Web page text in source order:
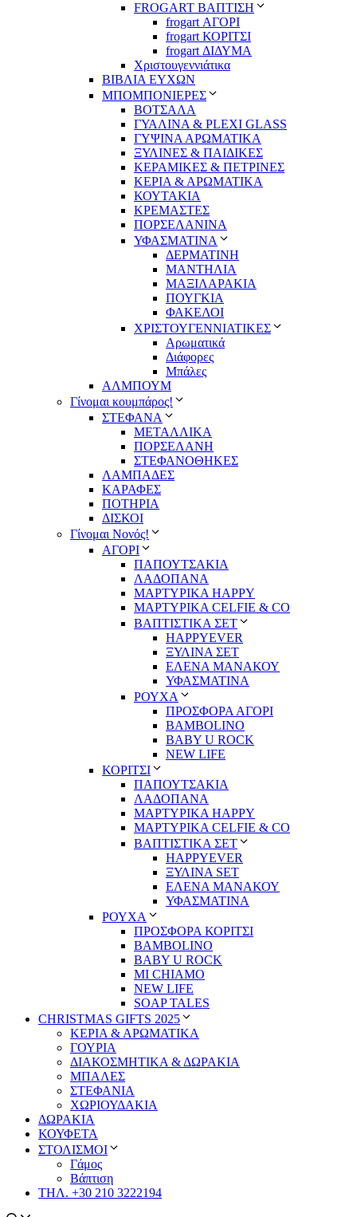
FROGART ΒΑΠΤΙΣΗ
frogart ΑΓΟΡΙ
frogart ΚΟΡΙΤΣΙ
frogart ΔΙΔΥΜΑ
Χριστουγεννιάτικα
ΒΙΒΛΙΑ ΕΥΧΩΝ
ΜΠΟΜΠΟΝΙΕΡΕΣ
ΒΟΤΣΑΛΑ
ΓΥΑΛΙΝΑ & PLEXI GLASS
ΓΥΨΙΝΑ ΑΡΩΜΑΤΙΚΑ
ΞΥΛΙΝΕΣ & ΠΑΙΔΙΚΕΣ
ΚΕΡΑΜΙΚΕΣ & ΠΕΤΡΙΝΕΣ
ΚΕΡΙΑ & ΑΡΩΜΑΤΙΚΑ
ΚΟΥΤΑΚΙΑ
ΚΡΕΜΑΣΤΕΣ
ΠΟΡΣΕΛΑΝΙΝΑ
ΥΦΑΣΜΑΤΙΝA
ΔΕΡΜΑΤΙΝΗ
ΜΑΝΤΗΛΙΑ
ΜΑΞΙΛΑΡΑΚΙΑ
ΠΟΥΓΚΙΑ
ΦΑΚΕΛΟΙ
ΧΡΙΣΤΟΥΓΕΝΝΙΑΤΙΚΕΣ
Αρωματικά
Διάφορες
Μπάλες
ΑΛΜΠΟΥΜ
Γίνομαι κουμπάρος!
ΣΤΕΦΑΝΑ
ΜΕΤΑΛΛΙΚΑ
ΠΟΡΣΕΛΑΝΗ
ΣΤΕΦΑΝΟΘΗΚΕΣ
ΛΑΜΠΑΔΕΣ
ΚΑΡΑΦΕΣ
ΠΟΤΗΡΙΑ
ΔΙΣΚΟΙ
Γίνομαι Νονός!
ΑΓΟΡΙ
ΠΑΠΟΥΤΣΑΚΙΑ
ΛΑΔΟΠΑΝΑ
ΜΑΡΤΥΡΙΚΑ HAPPY
ΜΑΡΤΥΡΙΚΑ CELFIE & CO
ΒΑΠΤΙΣΤΙΚΑ ΣΕΤ
HAPPYEVER
ΞΥΛΙΝΑ ΣΕΤ
ΕΛΕΝΑ ΜΑΝΑΚΟΥ
ΥΦΑΣΜΑΤΙΝΑ
ΡΟΥΧΑ
ΠΡΟΣΦΟΡΑ ΑΓΟΡΙ
BAMBOLINO
BABY U ROCK
NEW LIFE
ΚΟΡΙΤΣΙ
ΠΑΠΟΥΤΣΑΚΙΑ
ΛΑΔΟΠΑΝΑ
ΜΑΡΤΥΡΙΚΑ HAPPY
ΜΑΡΤΥΡΙΚΑ CELFIE & CO
ΒΑΠΤΙΣΤΙΚΑ ΣΕΤ
HAPPYEVER
ΞΥΛΙΝΑ SET
ΕΛΕΝΑ ΜΑΝΑΚΟΥ
ΥΦΑΣΜΑΤΙΝΑ
ΡΟΥΧΑ
ΠΡΟΣΦΟΡΑ ΚΟΡΙΤΣΙ
BAMBOLINO
BABY U ROCK
MI CHIAMO
NEW LIFE
SOAP TALES
CHRISTMAS GIFTS 2025
ΚΕΡΙΑ & ΑΡΩΜΑΤΙΚΑ
ΓΟΥΡΙΑ
ΔΙΑΚΟΣΜΗΤΙΚΑ & ΔΩΡΑΚΙΑ
ΜΠΑΛΕΣ
ΣΤΕΦΑΝΙΑ
ΧΩΡΙΟΥΔΑΚΙΑ
ΔΩΡΑΚΙΑ
ΚΟΥΦΕΤΑ
ΣΤΟΛΙΣΜΟΙ
Γάμος
Βάπτιση
ΤΗΛ. +30 210 3222194